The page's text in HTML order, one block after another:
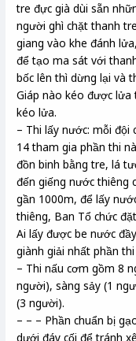
tre đực già dùi sẵn
người ghì chặt thanh
giang vào khe đánh
để tạo ma sát với
bốc lên thì dừng lại và
Giáp nào kéo được
kéo lửa.
– Thi lấy nước: mỗi
14 tham gia phần thi
đồn binh bằng tre, lá
đến giếng nước thiêng
gần 1000m, để lấy
thiêng, Ban Tổ chức
Ai lấy được be nước
giành giải nhất phần thi
– Thi nấu cơm gồm 8
người), sàng sảy (1
(3 người).
– – – Phần chuẩn bị
dưới đáy cối để tránh